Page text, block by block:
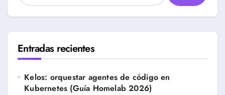
Entradas recientes
Kelos: orquestar agentes de código en
Kubernetes (Guía Homelab 2026)